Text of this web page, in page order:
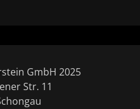
GmbH 2025
Str. 11